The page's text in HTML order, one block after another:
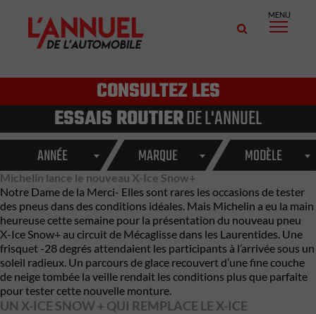
MENU
CONSULTEZ LES
ESSAIS ROUTIERDE L'ANNUEL
ANNÉE MARQUE MODÈLE
Michelin lance le nouveau X-Ice Snow+
Notre Dame de la Merci- Elles sont rares les occasions de tester
des pneus dans des conditions idéales. Mais Michelin a eu la main
heureuse cette semaine pour la présentation du nouveau pneu
X-Ice Snow+ au circuit de Mécaglisse dans les Laurentides. Une
frisquet -28 degrés attendaient les participants à l’arrivée sous un
soleil radieux. Un parcours de glace recouvert d’une fine couche
de neige tombée la veille rendait les conditions plus que parfaite
pour tester cette nouvelle monture.
UN X-ICE SNOW + QUI REMPLACE LE X-ICE